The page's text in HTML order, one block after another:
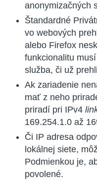
anonymizačných
Štandardné
vo webových
alebo Firefox
funkcionalitu
služba, či už
Ak zariadenie
mať z neho
priradí pri IPv4
169.254.1.0 až
Či IP adresa
lokálnej siete,
Podmienkou je,
povolené.